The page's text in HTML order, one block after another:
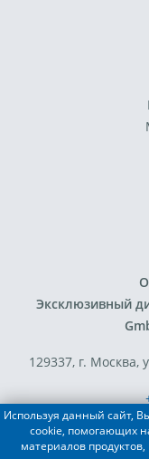
Эксклюзивный
129337, г. Москва,
Используя данный сайт,
cookie, помогающих
материалов